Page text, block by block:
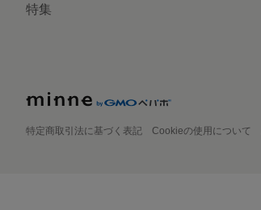
特集
特定商取引法に基づく表記 Cookieの使用について